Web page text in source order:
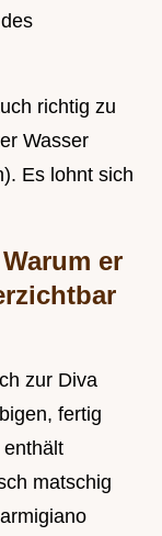
richtig zu
Wasser
Es lohnt sich
er
zur Diva
fertig
matschig